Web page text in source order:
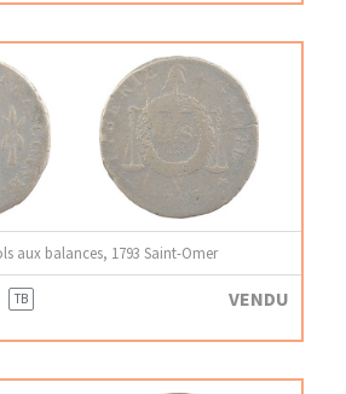
aux balances, 1793 Saint-Omer
TB VENDU